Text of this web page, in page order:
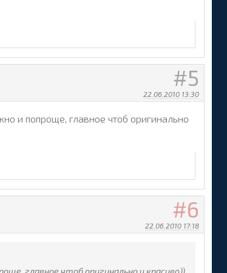
5
22.06.2010 13:30
и попроще, главное чтоб оригинально
6
22.06.2010 17:18
главное чтоб оригинально и красиво))